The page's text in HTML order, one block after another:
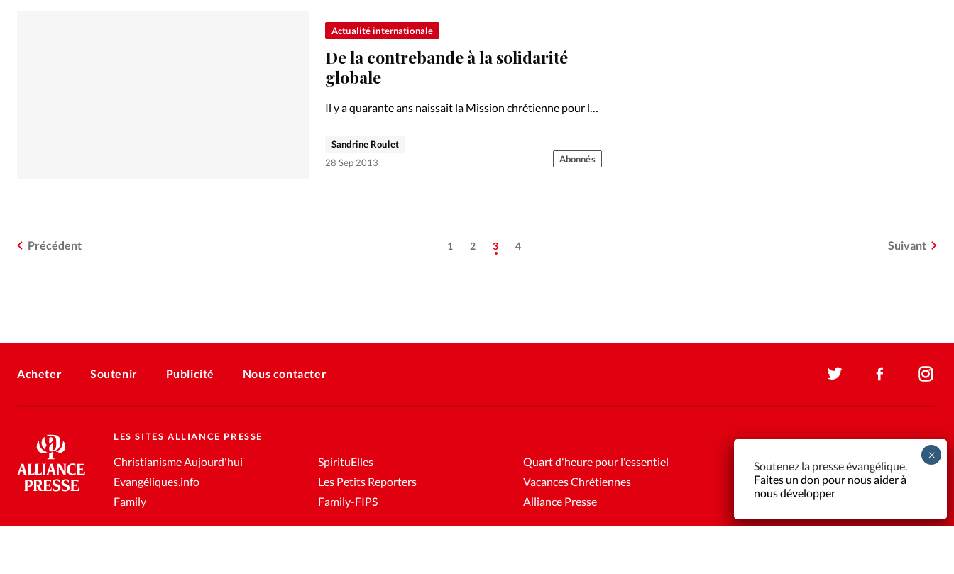
Actualité internationale
De la contrebande à la solidarité
globale
Il y a quarante ans naissait la Mission chrétienne pour les
racontent ce qu’ils y ont vécu.
Sandrine Roulet
28 Sep 2013
Abonnés
Précédent 1 2 3 4 Suivant
Acheter Soutenir Publicité Nous contacter
LES SITES ALLIANCE PRESSE
Christianisme Aujourd'hui
Evangéliques.info
Family
SpirituElles
Les Petits Reporters
Family-FIPS
Quart d'heure pour l'essentiel
Vacances Chrétiennes
Alliance Presse
Soutenez la presse évangélique.
Faites un don pour nous aider à
nous développer